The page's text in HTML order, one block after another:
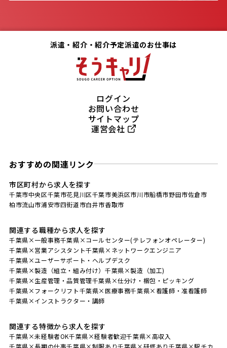
派遣・紹介・紹介予定派遣のお仕事は
ログイン
お問い合わせ
サイトマップ
運営会社
おすすめの関連リンク
市区町村から求人を探す
千葉市中央区千葉市花見川区千葉市美浜区市川市船橋市野田市佐倉市
柏市流山市浦安市四街道市白井市香取市
関連する職種から求人を探す
千葉県×一般事務千葉県×コールセンター(テレフォンオペレーター)
千葉県×営業アシスタント千葉県×ネットワークエンジニア
千葉県×ユーザーサポート・ヘルプデスク
千葉県×製造（組立・組み付け）千葉県×製造（加工)
千葉県×生産管理・品質管理千葉県×仕分け・梱包・ピッキング
千葉県×フォークリフト千葉県×医療事務千葉県×看護師・准看護師
千葉県×インストラクター・講師
関連する特徴から求人を探す
千葉県×未経験者OK千葉県×経験者歓迎千葉県×高収入
千葉県×長期の仕事千葉県×制服あり千葉県×研修あり千葉県×駅チカ